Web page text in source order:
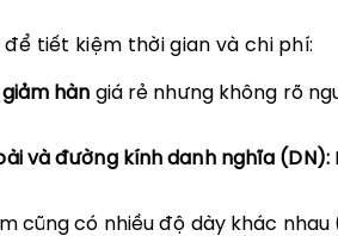
tiết kiệm thời gian và chi phí:
hàn giá rẻ nhưng không rõ
và đường kính danh nghĩa (DN):
cũng có nhiều độ dày khác nhau